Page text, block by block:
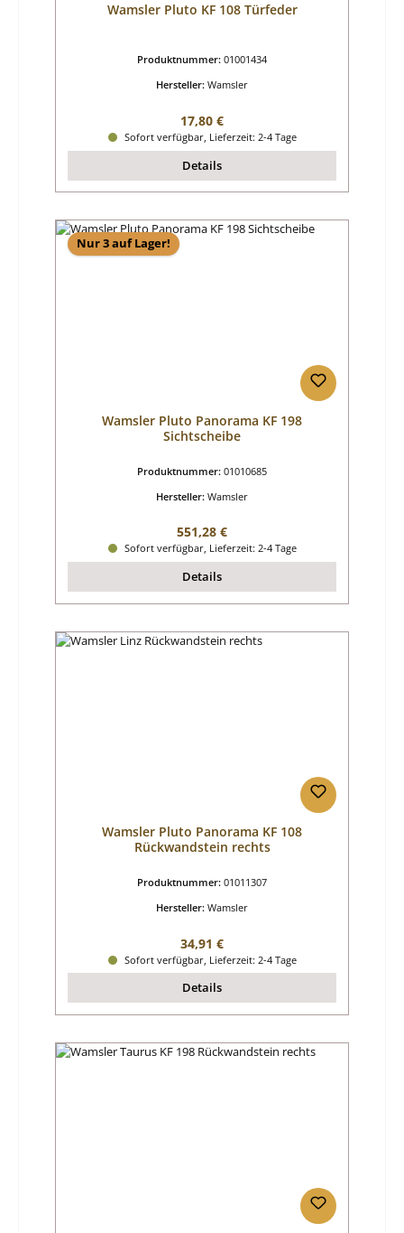
Wamsler Pluto KF 108 Türfeder
Produktnummer: 01001434
Hersteller: Wamsler
Regulärer Preis:
17,80 €
Sofort verfügbar, Lieferzeit: 2-4 Tage
Details
Nur 3 auf Lager!
Wamsler Pluto Panorama KF 198
Sichtscheibe
Produktnummer: 01010685
Hersteller: Wamsler
Regulärer Preis:
551,28 €
Sofort verfügbar, Lieferzeit: 2-4 Tage
Details
Wamsler Pluto Panorama KF 108
Rückwandstein rechts
Produktnummer: 01011307
Hersteller: Wamsler
Regulärer Preis:
34,91 €
Sofort verfügbar, Lieferzeit: 2-4 Tage
Details